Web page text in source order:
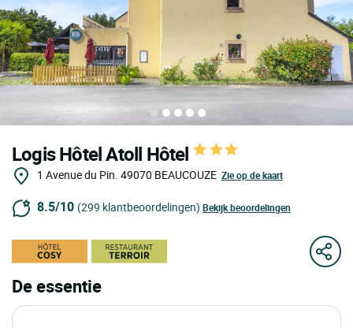
Logis Hôtel Atoll Hôtel
1 Avenue du Pin. 49070 BEAUCOUZE Zie op de kaart
8.5/10 (299 klantbeoordelingen) Bekijk beoordelingen
De essentie